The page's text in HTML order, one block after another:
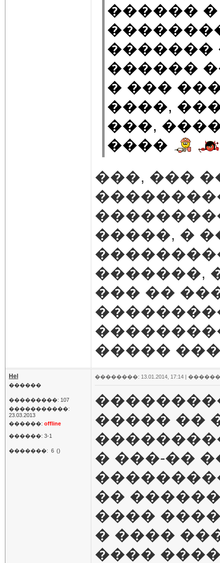
������
�������
������
� ���
����,
���,
����
���, ���
�����, �
�������,
��� ��
�����
Hel
������
���������: 107
�����������:
23.03.2013
������: offline
������: 3-1
�������: 6 ()
��������: 13.01.2014, 17:14 |
����� ��
� ���-��
��
����
� ����
����